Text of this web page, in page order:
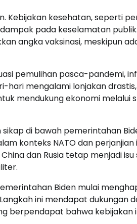
Kebijakan kesehatan, seperti
pada keselamatan
angka vaksinasi, meskipun
pemulihan pasca-pandemi,
mengalami lonjakan
mendukung ekonomi melalui
di bawah pemerintahan
konteks NATO dan perjanjian
dan Rusia tetap menjadi isu
Biden mulai
ini mendapat dukungan
berpendapat bahwa